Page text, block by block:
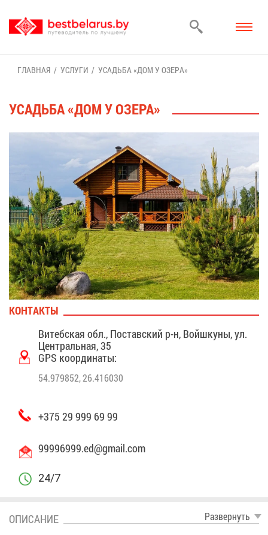
ГЛАВ­НАЯ УСЛУ­ГИ УСАДЬ­БА «ДОМ У ОЗЕ­РА»
УСАДЬ­БА «ДОМ У ОЗЕ­РА»
КОН­ТАК­ТЫ
Ви­теб­ская обл., По­став­ский р-н, Войш­ку­ны, ул.
Цен­траль­ная, 35
GPS ко­ор­ди­на­ты:
54.979852, 26.416030
+375 29 999 69 99
99996999.​ed@​gmail.​com
24/7
Раз­вер­нуть
ОПИ­СА­НИЕ